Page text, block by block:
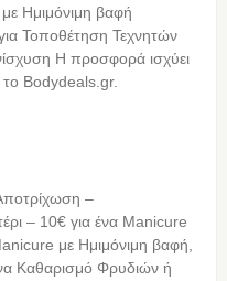
Ημιμόνιμη βαφή
Τοποθέτηση Τεχνητών
Η προσφορά ισχύει
Bodydeals.gr.
–
– 10€ για ένα Manicure
με Ημιμόνιμη βαφή,
Καθαρισμό Φρυδιών ή